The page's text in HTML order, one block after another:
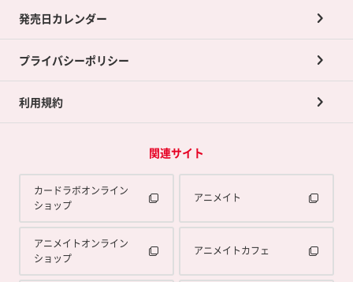
買取承諾書について
ポイント交換景品
発売日カレンダー
プライバシーポリシー
利用規約
関連サイト
カードラボオンライン
ショップ
アニメイト
アニメイトオンライン
ショップ
アニメイトカフェ